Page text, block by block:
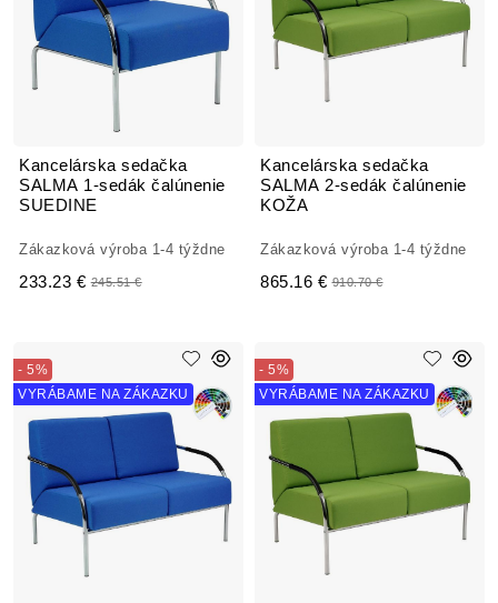
Kancelárska sedačka
SALMA 1-sedák čalúnenie
SUEDINE
Zákazková výroba 1-4 týždne
233.23 € 245.51 €
Kancelárska sedačka
SALMA 2-sedák čalúnenie
KOŽA
Zákazková výroba 1-4 týždne
865.16 € 910.70 €
- 5%
VYRÁBAME NA ZÁKAZKU
- 5%
VYRÁBAME NA ZÁKAZKU